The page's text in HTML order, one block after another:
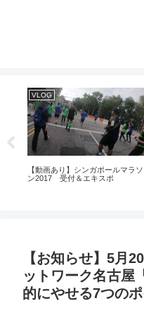
VLOG
【動画あり】シンガポールマラソ
ン2017 受付＆エキスポ
【お知らせ】5月
ットワーク名古屋
的にやせる7つのポ